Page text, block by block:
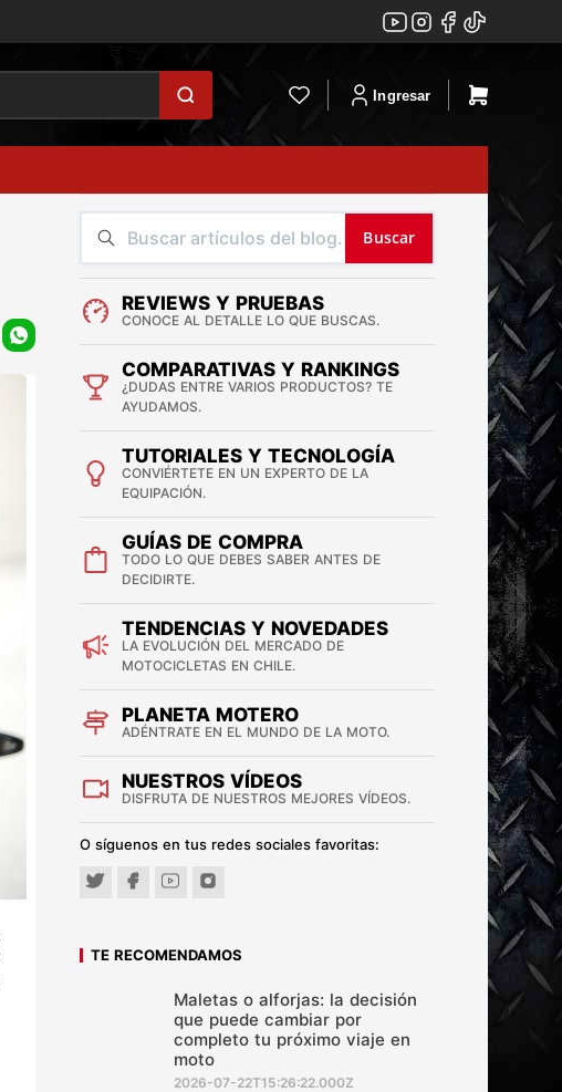
Ingresar
Buscar
REVIEWS Y PRUEBAS
CONOCE AL DETALLE LO QUE BUSCAS.
COMPARATIVAS Y RANKINGS
¿DUDAS ENTRE VARIOS PRODUCTOS? TE
AYUDAMOS.
TUTORIALES Y TECNOLOGÍA
CONVIÉRTETE EN UN EXPERTO DE LA
EQUIPACIÓN.
GUÍAS DE COMPRA
TODO LO QUE DEBES SABER ANTES DE
DECIDIRTE.
TENDENCIAS Y NOVEDADES
LA EVOLUCIÓN DEL MERCADO DE
MOTOCICLETAS EN CHILE.
PLANETA MOTERO
ADÉNTRATE EN EL MUNDO DE LA MOTO.
NUESTROS VÍDEOS
DISFRUTA DE NUESTROS MEJORES VÍDEOS.
O síguenos en tus redes sociales favoritas:
TE RECOMENDAMOS
Maletas o alforjas: la decisión
que puede cambiar por
completo tu próximo viaje en
moto
2026-07-22T15:26:22.000Z